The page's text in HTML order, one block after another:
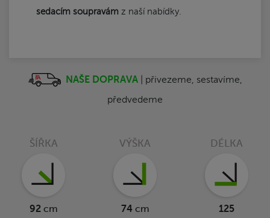
sedacím soupravám z naší nabídky.
NAŠE DOPRAVA| přivezeme, sestavíme,
předvedeme
ŠÍŘKA
92 cm
VÝŠKA
74 cm
DÉLKA
125